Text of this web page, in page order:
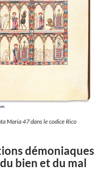
Maria 47 dans le codice Rico
démoniaques
bien et du mal